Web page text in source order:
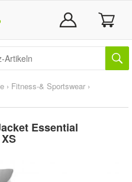
› Fitness-& Sportswear ›
Essential